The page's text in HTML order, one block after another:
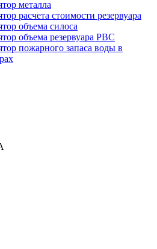
металла
расчета стоимости резервуара
объема силоса
объема резервуара РВС
пожарного запаса воды в